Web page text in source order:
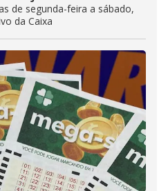
de segunda-feira a sábado,
da Caixa